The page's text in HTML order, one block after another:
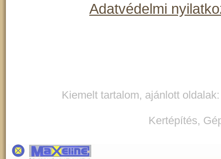
Adatvédelmi
Kiemelt tartalom, ajánlott
Kertépítés,